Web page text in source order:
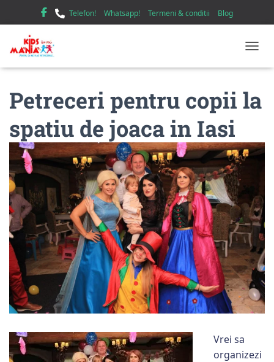
Telefon! Whatsapp! Termeni & conditii Blog
Petreceri pentru copii la
spatiu de joaca in Iasi
Vrei sa
organizezi